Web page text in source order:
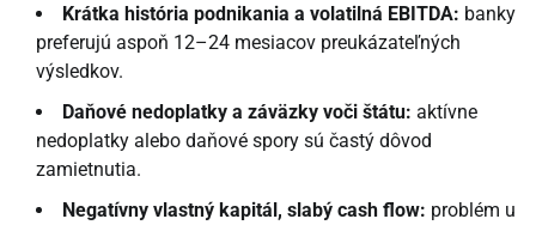
Krátka história podnikania a volatilná EBITDA: banky
preferujú aspoň 12–24 mesiacov preukázateľných
výsledkov.
Daňové nedoplatky a záväzky voči štátu: aktívne
nedoplatky alebo daňové spory sú častý dôvod
zamietnutia.
Negatívny vlastný kapitál, slabý cash flow: problém u